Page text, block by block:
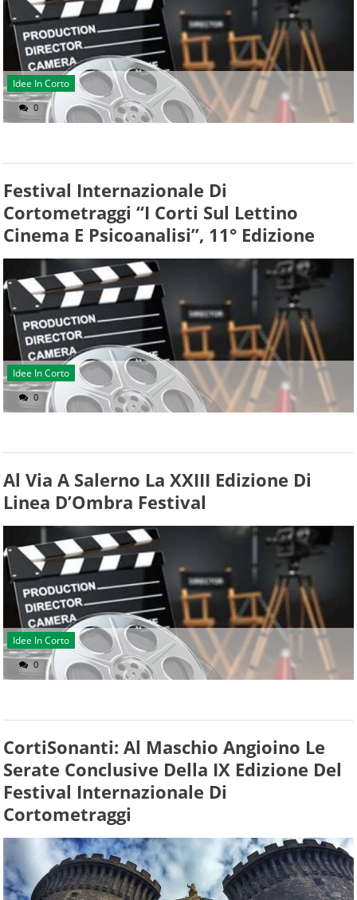
Idee In Corto
0
Festival Internazionale Di
Cortometraggi “I Corti Sul Lettino
Cinema E Psicoanalisi”, 11° Edizione
Idee In Corto
0
Al Via A Salerno La XXIII Edizione Di
Linea D’Ombra Festival
Idee In Corto
0
CortiSonanti: Al Maschio Angioino Le
Serate Conclusive Della IX Edizione Del
Festival Internazionale Di
Cortometraggi